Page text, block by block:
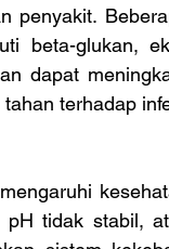
penyakit.
beta-glukan,
dapat
terhadap
tidak stabil,